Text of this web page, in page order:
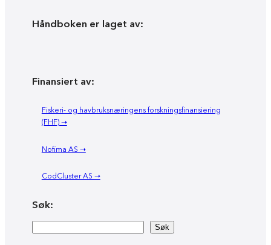
Håndboken er laget av:
Finansiert av:
Fiskeri- og havbruksnæringens forskningsfinansiering
(FHF) ➝
Nofima AS ➝
CodCluster AS ➝
Søk:
Søk